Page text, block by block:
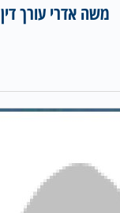
משה אדרי עורך דין